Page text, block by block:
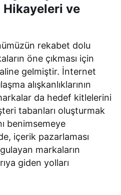
Hikayeleri ve
rekabet dolu
öne çıkması için
gelmiştir. İnternet
alışkanlıklarının
da hedef kitlelerini
tabanları oluşturmak
benimsemeye
içerik pazarlaması
markaların
giden yolları